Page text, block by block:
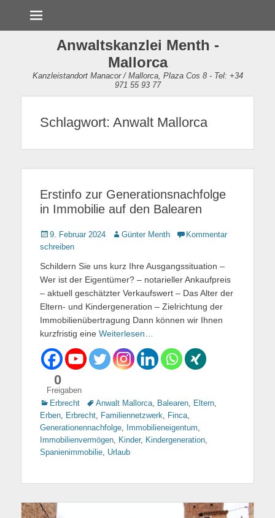
Anwaltskanzlei Menth -
Mallorca
Kanzleistandort Manacor / Mallorca, Plaza Cos 8 - Tel: +34
971 55 93 77
Schlagwort: Anwalt Mallorca
Erstinfo zur Generationsnachfolge
in Immobilie auf den Balearen
Gepostet
am
9. Februar 2024 AutorGünter Menth
Kommentar
schreiben
Schildern Sie uns kurz Ihre Ausgangssituation –
Wer ist der Eigentümer? – notarieller Ankaufpreis
– aktuell geschätzter Verkaufswert – Das Alter der
Eltern- und Kindergeneration – Zielrichtung der
Immobilienübertragung Dann können wir Ihnen
kurzfristig eine Weiterlesen…
0
Freigaben
Kategorien
Erbrecht TagsAnwalt Mallorca, Balearen, Eltern,
Erben, Erbrecht, Familiennetzwerk, Finca,
Generationennachfolge, Immobilieneigentum,
Immobilienvermögen, Kinder, Kindergeneration,
Spanienimmobilie, Urlaub